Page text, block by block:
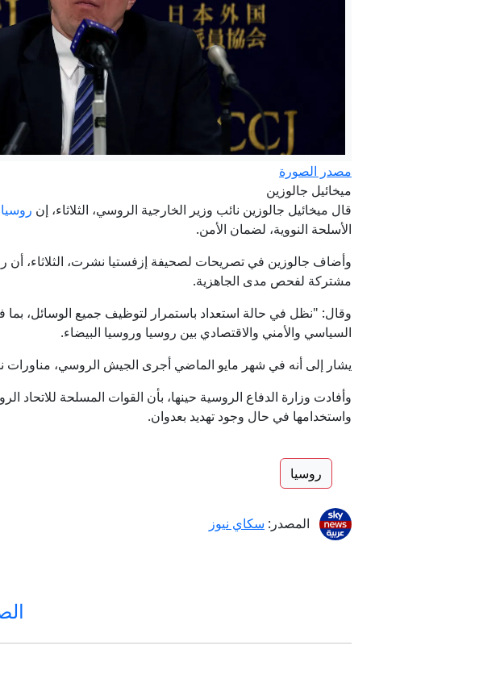
معاملة
البنتاغون يخصص 500 مليون دولار لجامعة ألاسكا للِكشف عن التهديدات النووية
الجيش الأمريكي يفيد باعتراضه 51 سفينة تجارية في
مصدر الصورة
ميخائيل جالوزين
قال ميخائيل جالوزين نائب ⁠وزير الخارجية الروسي، الثلاثاء، إن روسيا
الأسلحة النووية، لضمان الأمن.
وأضاف جالوزين في تصريحات لصحيفة إزفستيا نشرت، الثلاثاء، أن
مشتركة لفحص ⁠مدى الجاهزية.
وقال: "نظل في حالة ⁠استعداد باستمرار لتوظيف جميع ⁠الوسائل، بما
السياسي والأمني والاقتصادي بين روسيا وروسيا البيضاء.
يشار إلى أنه في شهر مايو الماضي أجرى الجيش الروسي، مناورات
واستخدامها في حال وجود تهديد بعدوان.
روسيا
المصدر: سكاي نيوز